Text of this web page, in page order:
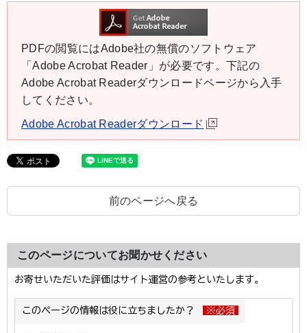
PDFの閲覧にはAdobe社の無償のソフトウェア
「Adobe Acrobat Reader」が必要です。下記の
Adobe Acrobat Readerダウンロードページから入手
してください。
Adobe Acrobat Readerダウンロード
前のページへ戻る
このページについてお聞かせください